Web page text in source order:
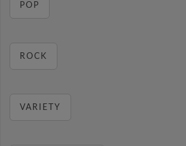
POP
ROCK
VARIETY